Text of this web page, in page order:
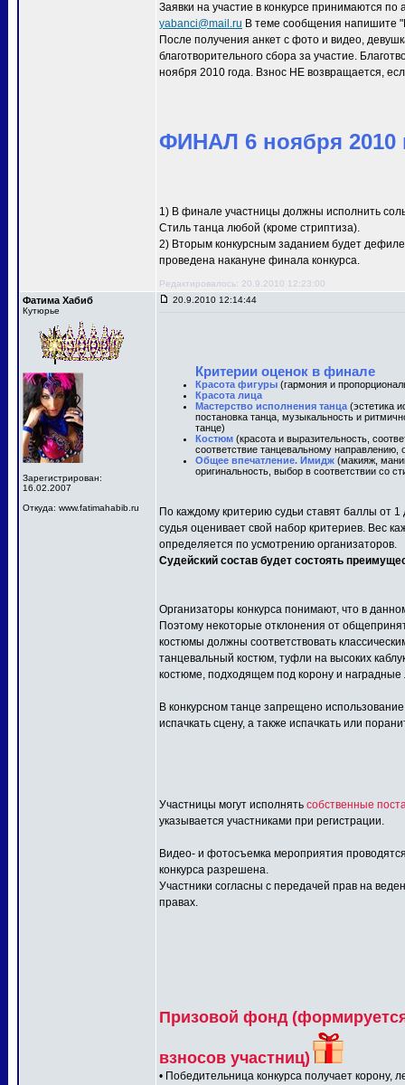
Заявки на участие в конкурсе принимаются по
yabanci@mail.ru В теме сообщения напишите
После получения анкет с фото и видео,
благотворительного сбора за участие.
ноября 2010 года. Взнос НЕ возвращается,
ФИНАЛ 6 ноября 2010
1) В финале участницы должны исполнить
Стиль танца любой (кроме стриптиза).
2) Вторым конкурсным заданием будет
проведена накануне финала конкурса.
Редактировалось: 20.9.2010 12:23:00
Фатима Хабиб
Кутюрье
Зарегистрирован:
16.02.2007
Откуда: www.fatimahabib.ru
20.9.2010 12:14:44
Критерии оценок в финале
Красота фигуры (гармония и
Красота лица
Мастерство исполнения танца (эстетика
постановка танца, музыкальность и
танце)
Костюм (красота и выразительность,
соответствие танцевальному направлению,
Общее впечатление. Имидж (макияж,
оригинальность, выбор в соответствии со
По каждому критерию судьи ставят баллы от
судья оценивает свой набор критериев. Вес
определяется по усмотрению организаторов.
Судейский состав будет состоять
Организаторы конкурса понимают, что в
Поэтому некоторые отклонения от
костюмы должны соответствовать
танцевальный костюм, туфли на высоких
костюме, подходящем под корону и наградные
В конкурсном танце запрещено
испачкать сцену, а также испачкать или
Участницы могут исполнять собственные
указывается участниками при регистрации.
Видео- и фотосъемка мероприятия
конкурса разрешена.
Участники согласны с передачей прав на
правах.
Призовой фонд
взносов участниц)
• Победительница конкурса получает корону,